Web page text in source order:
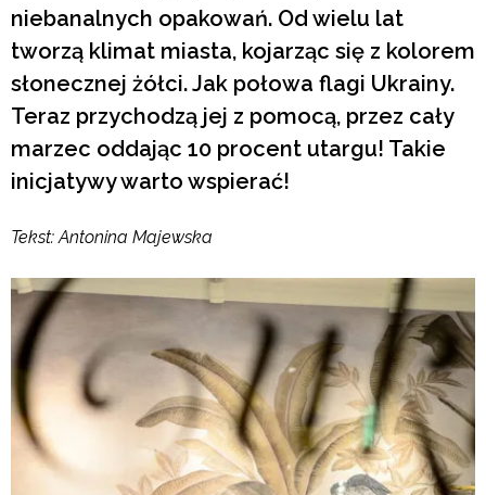
niebanalnych opakowań. Od wielu lat
tworzą klimat miasta, kojarząc się z kolorem
słonecznej żółci. Jak połowa flagi Ukrainy.
Teraz przychodzą jej z pomocą, przez cały
marzec oddając 10 procent utargu! Takie
inicjatywy warto wspierać!
Tekst: Antonina Majewska